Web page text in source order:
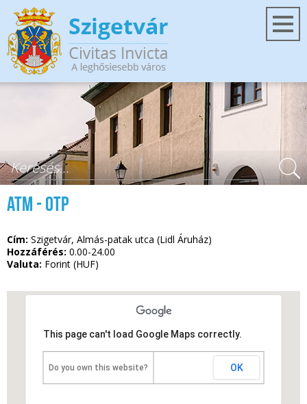
Ugrás a tartalomra
Keresés űrlap
ATM - OTP
Cím: Szigetvár, Almás-patak utca (Lidl Áruház)
Hozzáférés: 0.00-24.00
Valuta: Forint (HUF)
This page can't load Google Maps correctly.
Do you own this website? OK